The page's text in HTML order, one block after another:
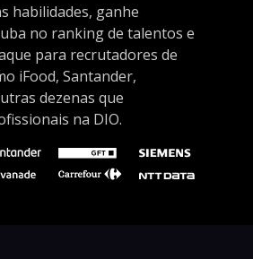
habilidades, ganhe
no ranking de talentos e
para recrutadores de
iFood, Santander,
dezenas que
na DIO.